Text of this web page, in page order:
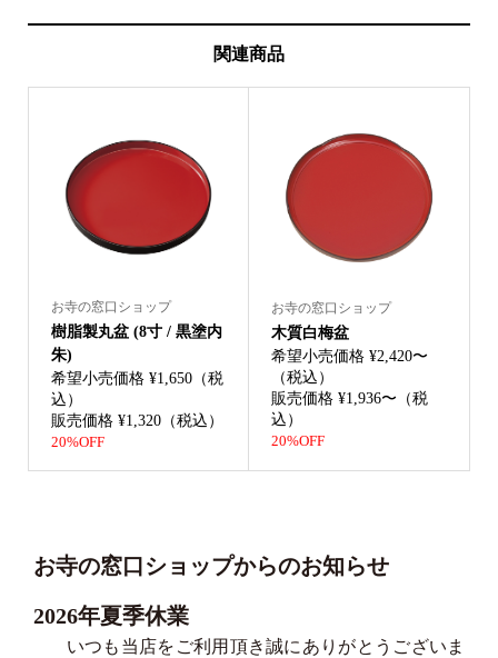
関連商品
お寺の窓口ショップ
樹脂製丸盆 (8寸 / 黒塗内
朱)
希望小売価格 ¥1,650（税
込）
販売価格 ¥1,320（税込）
20%OFF
お寺の窓口ショップ
木質白梅盆
希望小売価格 ¥2,420〜
（税込）
販売価格 ¥1,936〜（税
込）
20%OFF
お寺の窓口ショップからのお知らせ
2026年夏季休業
いつも当店をご利用頂き誠にありがとうございま